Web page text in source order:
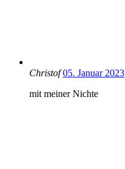
Christof 05. Januar 2023
mit meiner Nichte